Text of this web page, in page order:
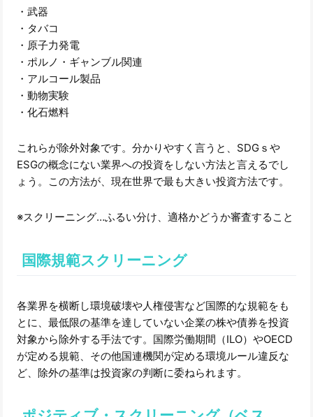
・武器
・タバコ
・原子力発電
・ポルノ・ギャンブル関連
・アルコール製品
・動物実験
・化石燃料
これらが除外対象です。分かりやすく言うと、SDGｓや
ESGの概念にない業界への投資をしない方法と言えるでし
ょう。この方法が、現在世界で最も大きい投資方法です。
※スクリーニング…ふるい分け、適格かどうか審査すること
国際規範スクリーニング
各業界を横断し環境破壊や人権侵害など国際的な規範をも
とに、最低限の基準を達していない企業の株や債券を投資
対象から除外する手法です。国際労働期間（ILO）やOECD
が定める規範、その他国連機関が定める環境ルール違反な
ど、除外の基準は投資家の判断に委ねられます。